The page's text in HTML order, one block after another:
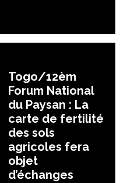
Togo/12èm
Forum National
du Paysan : La
carte de fertilité
des sols
agricoles fera
objet
d’échanges